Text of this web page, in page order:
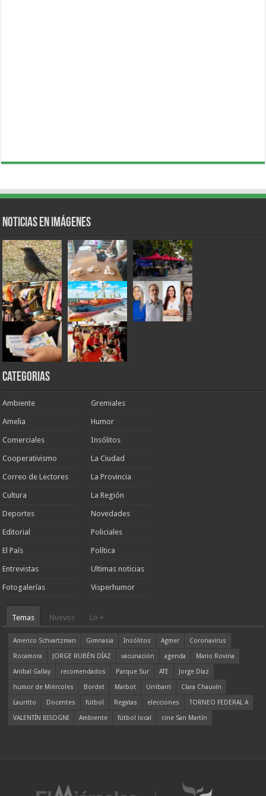
Noticias en Imágenes
Categorias
Ambiente
Amelia
Comerciales
Cooperativismo
Correo de Lectores
Cultura
Deportes
Editorial
El País
Entrevistas
Fotogalerías
Gremiales
Humor
Insólitos
La Ciudad
La Provincia
La Región
Novedades
Policiales
Política
Ultimas noticias
Visperhumor
Temas Nuevos Lo +
Americo Schvartzman Gimnasia Insólitos Agmer
Coronavirus
Rocamora
JORGE RUBÉN DÍAZ vacunación agenda
Mario Rovina
Aníbal Gallay
recomendados Parque Sur ATE
Jorge Díaz
humor de Miércoles
Bordet Marbot Urribarri
Clara Chauvín
Lauritto
Docentes fútbol Regatas elecciones
TORNEO FEDERAL A
VALENTÍN BISOGNI
Ambiente fútbol local cine San Martín